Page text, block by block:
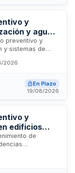
continua de los
gestión turística y
y
y agua
deportivas
preventivo y
y sistemas de
deportivas del
inspecciones,
a las
correspondiente
2026
En Plazo
19/08/2026
y
edificios
Alcorcón
de
servicio incluye
legal, servicio